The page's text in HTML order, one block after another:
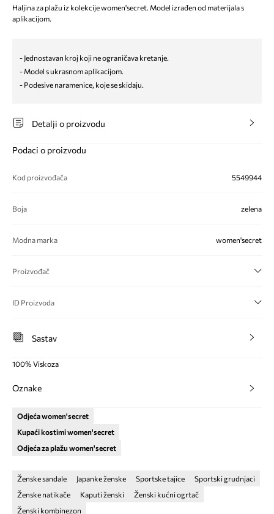
Haljina za plažu iz kolekcije women'secret. Model izrađen od materijala s
aplikacijom.
- Jednostavan kroj koji ne ograničava kretanje.
- Model s ukrasnom aplikacijom.
- Podesive naramenice, koje se skidaju.
Detalji o proizvodu
Podaci o proizvodu
Kod proizvođača 5549944
Boja zelena
Modna marka women'secret
Proizvođač
ID Proizvoda
Sastav
100% Viskoza
Oznake
Odjeća women'secret
Kupaći kostimi women'secret
Odjeća za plažu women'secret
Ženske sandale Japanke ženske Sportske tajice
Sportski grudnjaci
Ženske natikače
Kaputi ženski
Ženski kućni ogrtač
Ženski kombinezon